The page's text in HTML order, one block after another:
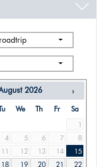
2026
We Th Fr
Sa
1
4 5 6 7
8
11 12 13 14
15
18 19 20 21 22